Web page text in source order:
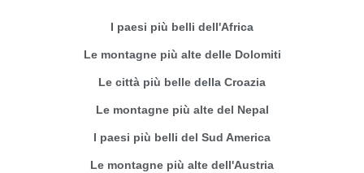
I paesi più belli dell'Africa
Le montagne più alte delle Dolomiti
Le città più belle della Croazia
Le montagne più alte del Nepal
I paesi più belli del Sud America
Le montagne più alte dell'Austria